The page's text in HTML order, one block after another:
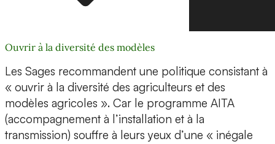
Ouvrir à la diversité des modèles
Les Sages recommandent une politique consistant à
« ouvrir à la diversité des agriculteurs et des
modèles agricoles ». Car le programme AITA
(accompagnement à l’installation et à la
transmission) souffre à leurs yeux d’une « inégale